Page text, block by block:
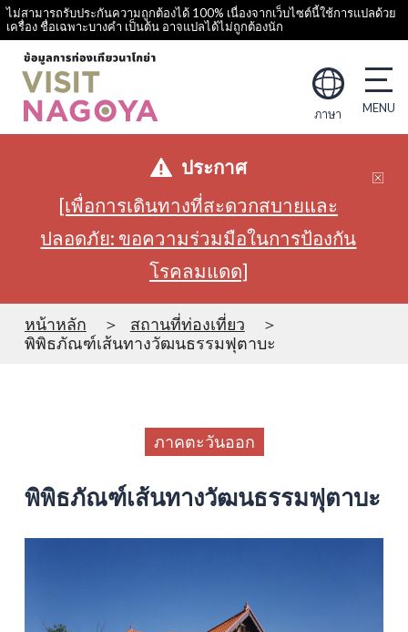
ไม่สามารถรับประกันความถูกต้องได้ 100% เนื่องจากเว็บไซต์นี้ใช้การแปลด้วย
เครื่อง ชื่อเฉพาะบางคำ เป็นต้น อาจแปลได้ไม่ถูกต้องนัก
ภาษา
ประกาศ
[เพื่อการเดินทางที่สะดวกสบายและ
ปลอดภัย: ขอความร่วมมือในการป้องกัน
โรคลมแดด]
หน้าหลัก
สถานที่ท่องเที่ยว
พิพิธภัณฑ์เส้นทางวัฒนธรรมฟุตาบะ
ภาคตะวันออก
พิพิธภัณฑ์เส้นทางวัฒนธรรมฟุตาบะ